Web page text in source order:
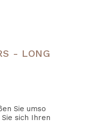
- LONG
Sie umso
sich Ihren